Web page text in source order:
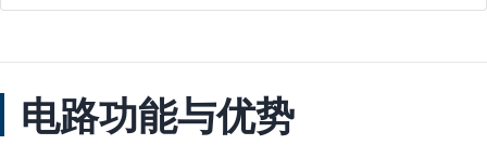
电路功能与优势